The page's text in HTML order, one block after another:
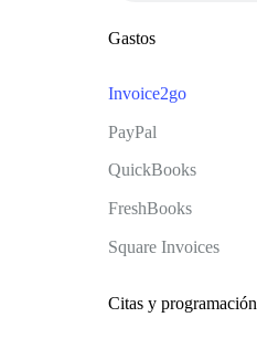
Gastos
Citas y programación